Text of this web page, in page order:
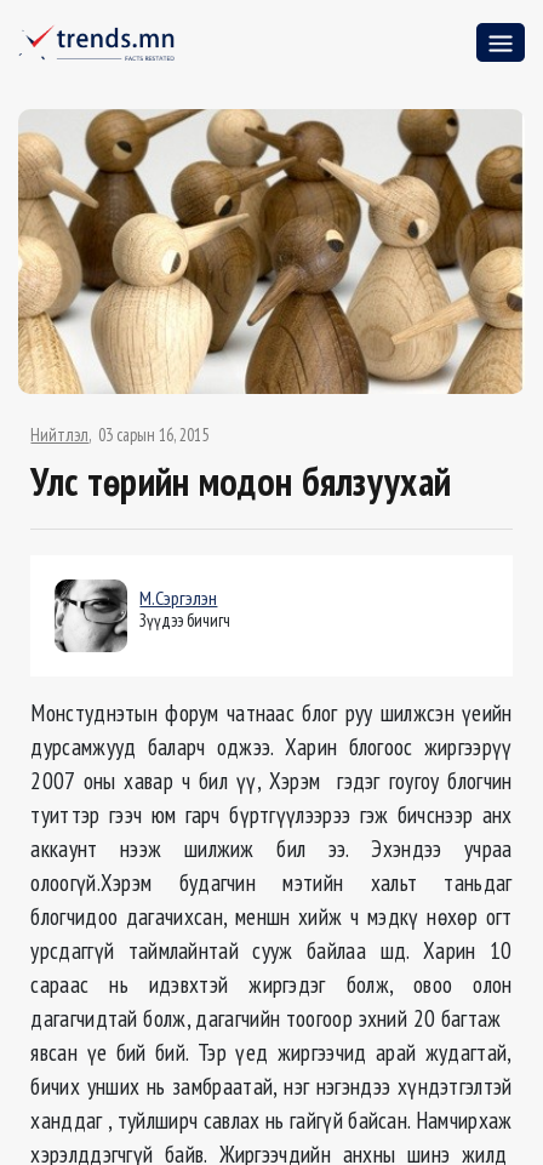
Нийтлэл 03 сарын 16, 2015
Улс төрийн модон бялзуухай
М.Сэргэлэн
Зүүдээ бичигч
Монстуднэтын форум чатнаас блог руу шилжсэн үеийн
дурсамжууд баларч оджээ. Харин блогоос жиргээрүү
2007 оны хавар ч бил үү, Хэрэм гэдэг гоугоу блогчин
туиттэр гээч юм гарч бүртгүүлээрээ гэж бичснээр анх
аккаунт нээж шилжиж бил ээ. Эхэндээ учраа
олоогүй.Хэрэм будагчин мэтийн хальт таньдаг
блогчидоо дагачихсан, меншн хийж ч мэдкү нөхөр огт
урсдаггүй таймлайнтай сууж байлаа шд. Харин 10
сараас нь идэвхтэй жиргэдэг болж, овоо олон
дагагчидтай болж, дагагчийн тоогоор эхний 20 багтаж
явсан үе бий бий. Тэр үед жиргээчид арай жудагтай,
бичих унших нь замбраатай, нэг нэгэндээ хүндэтгэлтэй
ханддаг , туйлширч савлах нь гайгүй байсан. Намчирхаж
хэрэлддэгчгүй байв. Жиргээчдийн анхны шинэ жилд